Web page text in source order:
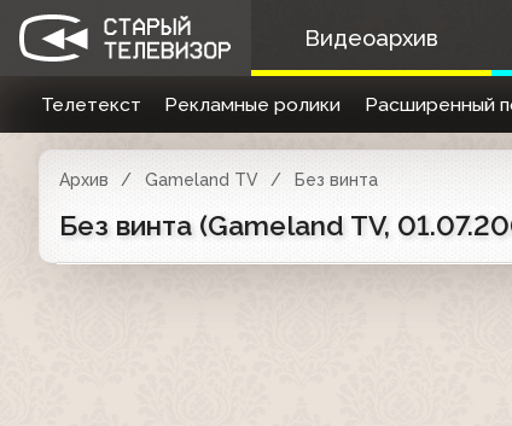
Видеоархив
Телетекст Рекламные ролики Расширенный
Архив Gameland TV Без винта
Без винта (Gameland TV,